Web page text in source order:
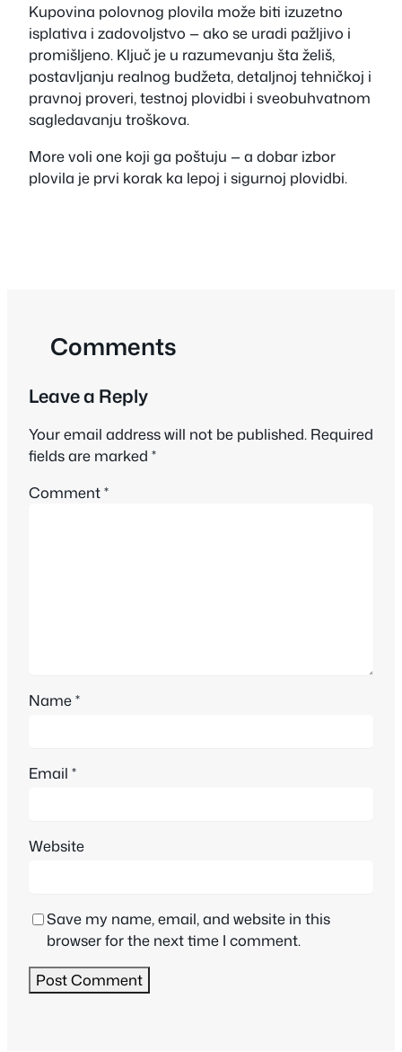
Kupovina polovnog plovila može biti izuzetno
isplativa i zadovoljstvo — ako se uradi pažljivo i
promišljeno. Ključ je u razumevanju šta želiš,
postavljanju realnog budžeta, detaljnoj tehničkoj i
pravnoj proveri, testnoj plovidbi i sveobuhvatnom
sagledavanju troškova.
More voli one koji ga poštuju — a dobar izbor
plovila je prvi korak ka lepoj i sigurnoj plovidbi.
Comments
Leave a Reply
Your email address will not be published. Required
fields are marked *
Comment*
Name*
Email *
Website
Save my name, email, and website in this
browser for the next time I comment.